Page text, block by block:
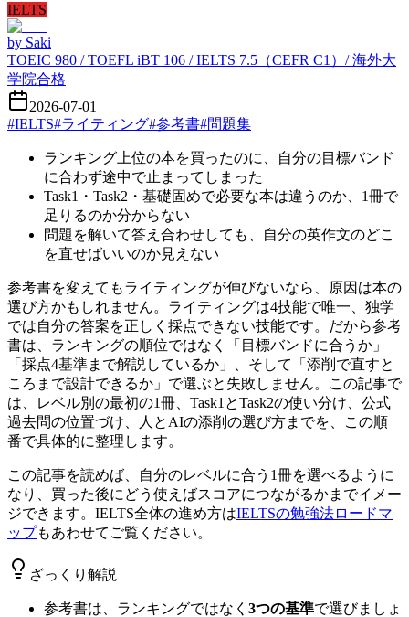
IELTS
by Saki
TOEIC 980 / TOEFL iBT 106 / IELTS 7.5（CEFR C1）/ 海外大
学院合格
2026-07-01
#IELTS#ライティング#参考書#問題集
ランキング上位の本を買ったのに、自分の目標バンド
に合わず途中で止まってしまった
Task1・Task2・基礎固めで必要な本は違うのか、1冊で
足りるのか分からない
問題を解いて答え合わせしても、自分の英作文のどこ
を直せばいいのか見えない
参考書を変えてもライティングが伸びないなら、原因は本の
選び方かもしれません。ライティングは4技能で唯一、独学
では自分の答案を正しく採点できない技能です。だから参考
書は、ランキングの順位ではなく「目標バンドに合うか」
「採点4基準まで解説しているか」、そして「添削で直すと
ころまで設計できるか」で選ぶと失敗しません。この記事で
は、レベル別の最初の1冊、Task1とTask2の使い分け、公式
過去問の位置づけ、人とAIの添削の選び方までを、この順
番で具体的に整理します。
この記事を読めば、自分のレベルに合う1冊を選べるように
なり、買った後にどう使えばスコアにつながるかまでイメー
ジできます。IELTS全体の進め方はIELTSの勉強法ロードマ
ップもあわせてご覧ください。
ざっくり解説
参考書は、ランキングではなく 3つの基準で選びましょ